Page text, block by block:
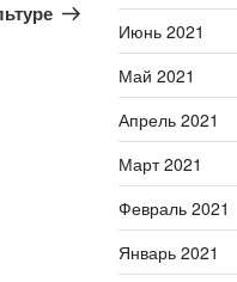
запись
Июнь 2021
Май 2021
Апрель 2021
Март 2021
Февраль 2021
Январь 2021